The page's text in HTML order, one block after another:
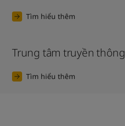
Tìm hiểu thêm
Trung tâm truyền thông
Tìm hiểu thêm